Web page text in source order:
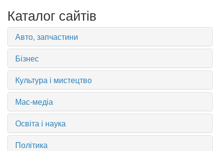
Каталог сайтів
Авто, запчастини
Бізнес
Культура і мистецтво
Мас-медіа
Освіта і наука
Політика